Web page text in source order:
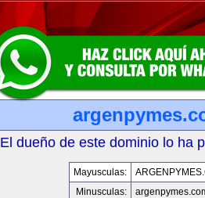
El dueño de este dominio lo ha
Mayusculas:
Minusculas: